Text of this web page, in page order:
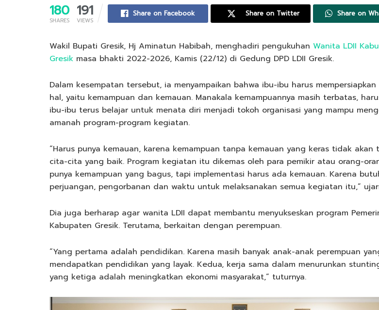
180
SHARES
191
VIEWS
Share on Facebook Share on Twitter Share on
Wakil Bupati Gresik, Hj Aminatun Habibah, menghadiri pengukuhan Wanita LDII
Gresik masa bhakti 2022-2026, Kamis (22/12) di Gedung DPD LDII Gresik.
Dalam kesempatan tersebut, ia menyampaikan bahwa ibu-ibu harus mempersiapkan
hal, yaitu kemampuan dan kemauan. Manakala kemampuannya masih terbatas,
ibu-ibu terus belajar untuk menata diri menjadi tokoh organisasi yang mampu
amanah program-program kegiatan.
“Harus punya kemauan, karena kemampuan tanpa kemauan yang keras tidak akan
cita-cita yang baik. Program kegiatan itu dikemas oleh para pemikir atau orang-
punya kemampuan yang bagus, tapi implementasi harus ada kemauan. Karena
perjuangan, pengorbanan dan waktu untuk melaksanakan semua kegiatan itu,”
Dia juga berharap agar wanita LDII dapat membantu menyukseskan program
Kabupaten Gresik. Terutama, berkaitan dengan perempuan.
“Yang pertama adalah pendidikan. Karena masih banyak anak-anak perempuan
mendapatkan pendidikan yang layak. Kedua, kerja sama dalam menurunkan
yang ketiga adalah meningkatkan ekonomi masyarakat,” tuturnya.